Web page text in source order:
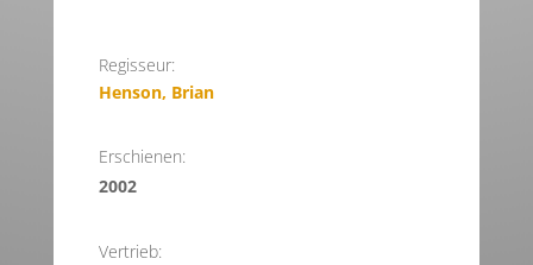
Regisseur:
Henson, Brian
Erschienen:
2002
Vertrieb: